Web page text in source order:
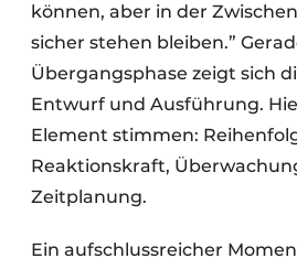
können, aber in der
sicher stehen bleiben.”
Übergangsphase zeigt sich
Entwurf und Ausführung.
Element stimmen:
Reaktionskraft,
Zeitplanung.
Ein aufschlussreicher